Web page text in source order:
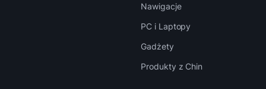
Nawigacje
PC i Laptopy
Gadżety
Produkty z Chin